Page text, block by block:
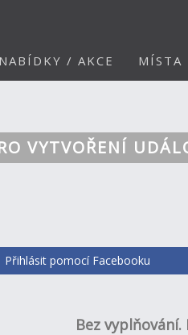
NABÍDKY / AKCE MÍSTA
VYTVOŘENÍ
Přihlásit pomocí Facebooku
Bez vyplňování.